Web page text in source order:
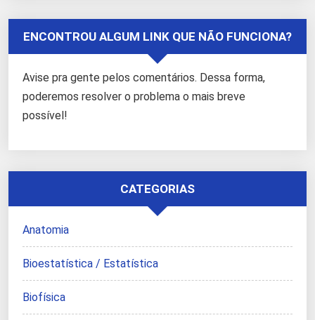
ENCONTROU ALGUM LINK QUE NÃO FUNCIONA?
Avise pra gente pelos comentários. Dessa forma,
poderemos resolver o problema o mais breve
possível!
CATEGORIAS
Anatomia
Bioestatística / Estatística
Biofísica